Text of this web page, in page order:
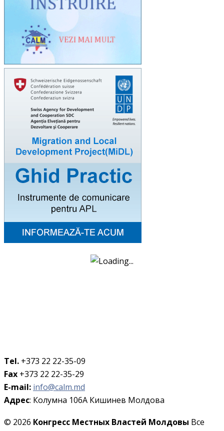
Tel. +373 22 22-35-09
Fax +373 22 22-35-29
E-mail: info@calm.md
Адрес: Колумна 106A Кишинев Молдова
© 2026 Конгресс Местных Властей Молдовы Все